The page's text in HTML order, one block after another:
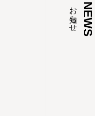
NEWS
お知らせ